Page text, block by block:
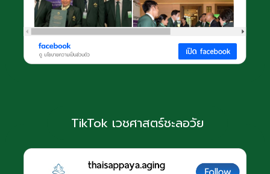
TikTok เวชศาสตร์ชะลอวัย